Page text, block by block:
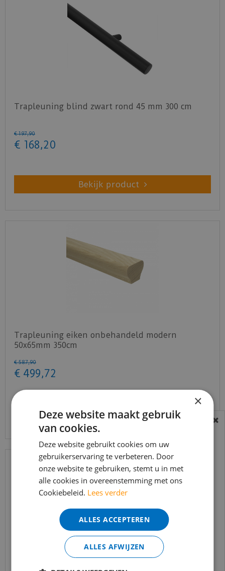
Trapleuning blind zwart rond 45 mm 300 cm
€ 197,90
€ 168,20
Bekijk product
Trapleuning eiken onbehandeld modern
50x65mm 350cm
€ 587,90
€ 499,72
Bekijk product
BEREIKBAARHEID
In verband met de vakantie periode zijn wij
t/m 14 augustus telefonisch helaas niet
bereikbaar.
Bestelling worden uiteraard verwerkt
echter iets minder snel dan wat je van ons
gewend bent.
Voor vragen kan je ons bereiken via
info@merkvloerenwinkel.nl
×
Deze website maakt gebruik
van cookies.
Deze website gebruikt cookies om uw
gebruikerservaring te verbeteren. Door
onze website te gebruiken, stemt u in met
alle cookies in overeenstemming met ons
Cookiebeleid. Lees verder
ALLES ACCEPTEREN
ALLES AFWIJZEN